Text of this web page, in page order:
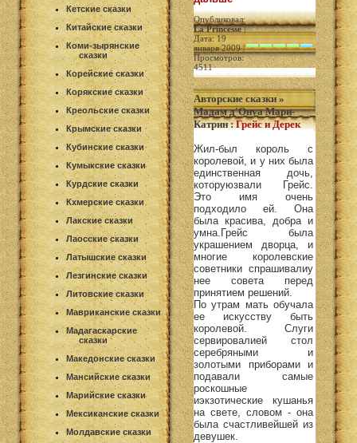
Кетские сказки
Китайские сказки
Коми-зырянские
сказки
Корейские сказки
Корякские сказки
Креольские сказки
Крымские сказки
Кубинские сказки
Кумыкские сказки
Курдские сказки
Кхмерские сказки
Лакские сказки
Лаосские сказки
Латышские сказки
Лезгинские сказки
Литовские сказки
Мавриканские сказки
Мадагаскарские
сказки
Македонские сказки
Мансийские сказки
Марийские сказки
Мексиканские сказки
Молдавские сказки
Опубликовал:
La Princesse|
Дата: 19
января 2009 |
Просмотров:
4511
Авторские сказки »
Мадам д'Онуа Мари-
Катрин:Грейс и Дерек
Жил-был король с
королевой, и у них была
единственная дочь,
которуюзвали Грейс.
Это имя очень
подходило ей. Она
была красива, добра и
умна.Грейс была
украшением дворца, и
многие королевские
советники спрашивалиу
нее совета перед
принятием решений.
По утрам мать обучала
ее искусству быть
королевой. Слуги
сервировалией стол
серебряными и
золотыми приборами и
подавали самые
роскошные
иэкзотические кушанья
на свете, словом - она
была счастливейшей из
девушек.